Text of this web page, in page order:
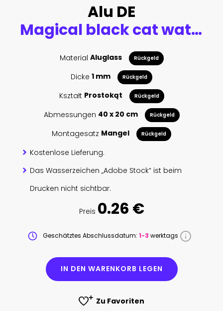
Alu DE
Magical black cat watercolor painting
Material Aluglass Rückgeld
Dicke 1 mm Rückgeld
Kształt Prostokąt Rückgeld
Abmessungen 40 x 20 cm Rückgeld
Montagesatz Mangel Rückgeld
Kostenlose Lieferung.
Das Wasserzeichen „Adobe Stock“ ist beim
Drucken nicht sichtbar.
Preis 0.26 €
Geschätztes Abschlussdatum: 1-3 werktags
IN DEN WARENKORB LEGEN
Zu Favoriten